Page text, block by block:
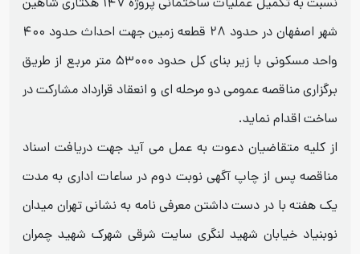
نسبت به تکمیل عملیات ساختمانی پروژه ۱۴۷ هکتاری شاهین
شهر اصفهان در حدود ۲۸ قطعه زمین جهت احداث حدود ۴۰۰
واحد مسکونی با زیر بنای کل حدود ۵۳۰۰۰ متر مربع از طریق
برگزاری مناقصه عمومی دو مرحله ای و انعقاد قرارداد مشارکت در
ساخت اقدام نماید.
از کلیه متقاضیان دعوت به عمل می آید جهت دریافت اسناد
مناقصه پس از چاپ آگهی نوبت دوم در ساعات اداری به مدت
یک هفته با در دست داشتن معرفی نامه به نشانی تهران میدان
نوبنیاد خیابان شهید لنگری سایت شرقی شهرک شهید چمران